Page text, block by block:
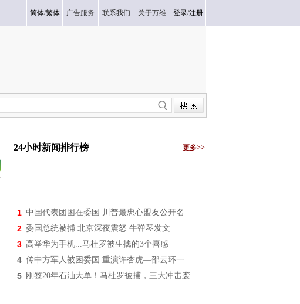
简体/繁体 广告服务 联系我们 关于万维 登录/注册
24小时新闻排行榜 更多>>
1 中国代表团困在委国 川普最忠心盟友公开名
2 委国总统被捕 北京深夜震怒 牛弹琴发文
3 高举华为手机...马杜罗被生擒的3个喜感
4 传中方军人被困委国 重演许杏虎—邵云环一
5 刚签20年石油大单！马杜罗被捕，三大冲击袭